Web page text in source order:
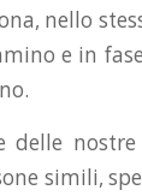
nello
e in
delle
simili,